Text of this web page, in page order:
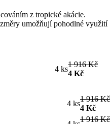
z tropické akácie.
umožňují pohodlné využití
4 ks
1 916 Kč
4 Kč
4 ks
1 916 Kč
4 Kč
1 916 Kč